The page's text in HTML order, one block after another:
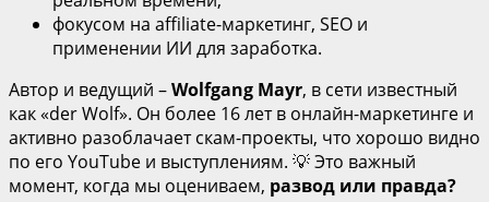
фокусом на affiliate‑маркетинг, SEO и
применении ИИ для заработка.
Автор и ведущий –Wolfgang Mayr, в сети известный
как «der Wolf». Он более 16 лет в онлайн‑маркетинге и
активно разоблачает скам‑проекты, что хорошо видно
по его YouTube и выступлениям. 💡 Это важный
момент, когда мы оцениваем, развод или правда?